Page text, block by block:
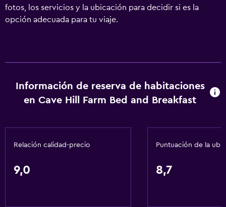
fotos, los servicios y la ubicación para decidir si es la
opción adecuada para tu viaje.
Información de reserva de habitaciones
en Cave Hill Farm Bed and Breakfast
Relación calidad-precio
9,0
Puntuación de la
8,7